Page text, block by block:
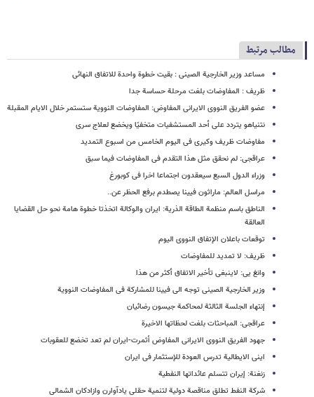
مطالب مرتبط
مساعد وزیر الخارجیة الصینی : بقیت خطوة واحدة للاتفاق النهائی
ظریف : المفاوضات بلغت مرحلة حساسة جدا
عضو الفریق النووی الایرانی المفاوض: المفاوضات النوویة ستستمر خلال الایام المقبلة
نتنیاهو یتردد علی أحد المستشفیات متخفیًا ویخضع لعلاج سری
مفاوضات ظریف وکیری فی الیوم الخامس من اسبوع التمدید
عراقجی: لم نحقق مثل هذا التقدم فی المفاوضات فیما سبق
وزراء الدول السبع سیعقدون اجتماعا اخرا فی کوبورغ
مراسل العالم: ماراثون فیینا یصطدم برفع الحظر عن..
الناطق باسم منظمة الطاقة الذریة: ایران والوکالة اتخذتا خطوة هامة نحو حل القضایا
العالقة
توقعات باعلان الإتفاق النووی الیوم
ظریف: لا تمدید للمفاوضات
وانغ یی: لاینبغی تأخیر الاتفاق أکثر من هذا
وزیر الخارجیة الصینی توجه الی فیینا للمشارکة فی المفاوضات النوویة
إنتهاء الجلسة الثالثة لمحاکمة جیسون رضائیان
عراقجی: المباحثات بلغت لحظاتها الاخیرة
جهود الفریق النووی الایرانی المفاوض أثمرت-ایران لم تعد تخضع للعقوبات
اینی الایطالیة تدرس العودة للإستثمار فی ایران
زنغنة: إیران تتسلم عائداتها النفطیة
شرکة النفط تطلق مناقصة دولیة لتنمیة حقلی یادآوارن وازادکان الشمالی